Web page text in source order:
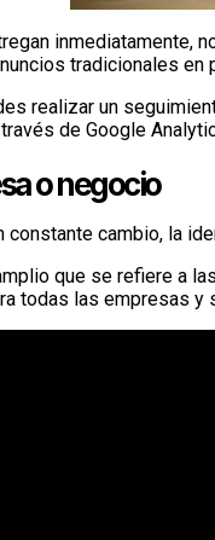
inmediatamente,
tradicionales en
realizar un
de Google
o negocio
constante cambio, la
que se refiere a
todas las empresas